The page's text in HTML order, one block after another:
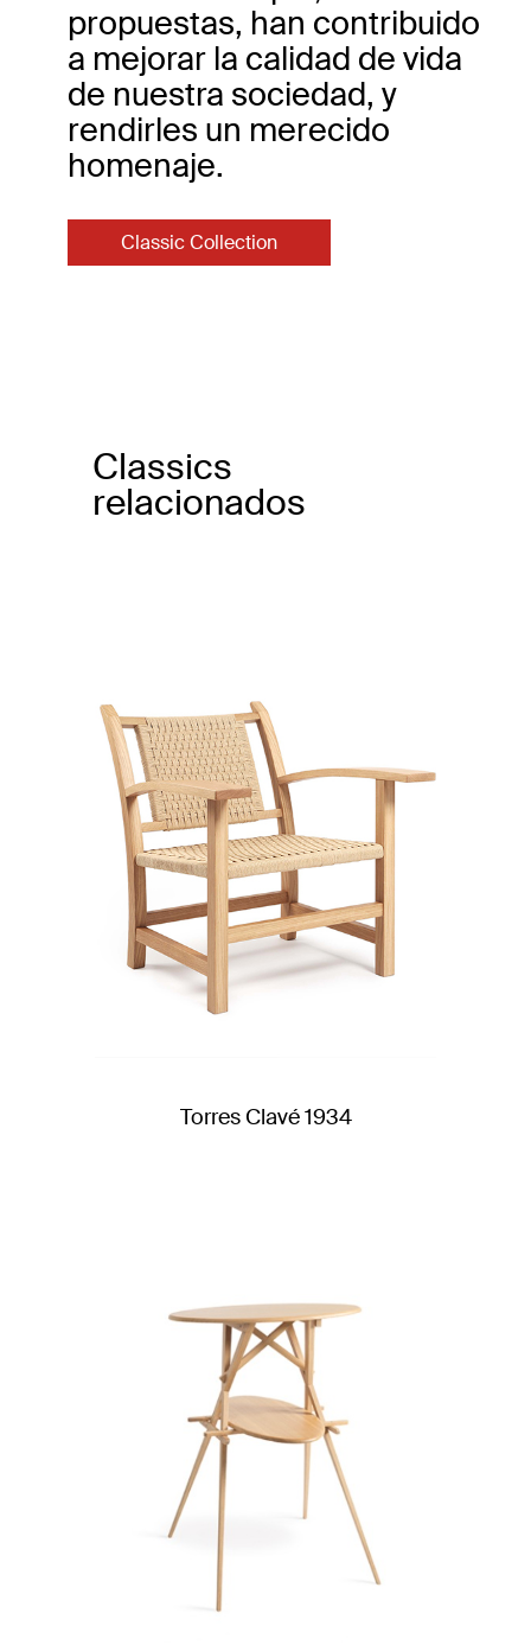
propuestas, han contribuido
a mejorar la calidad de vida
de nuestra sociedad, y
rendirles un merecido
homenaje.
Classic Collection
Classics
relacionados
Torres Clavé 1934